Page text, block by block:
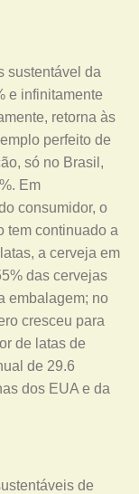
sustentável da
e infinitamente
retorna às
perfeito de
só no Brasil,
Em
consumidor, o
tem continuado a
a cerveja em
das cervejas
embalagem; no
cresceu para
de latas de
de 29.6
dos EUA e da
de